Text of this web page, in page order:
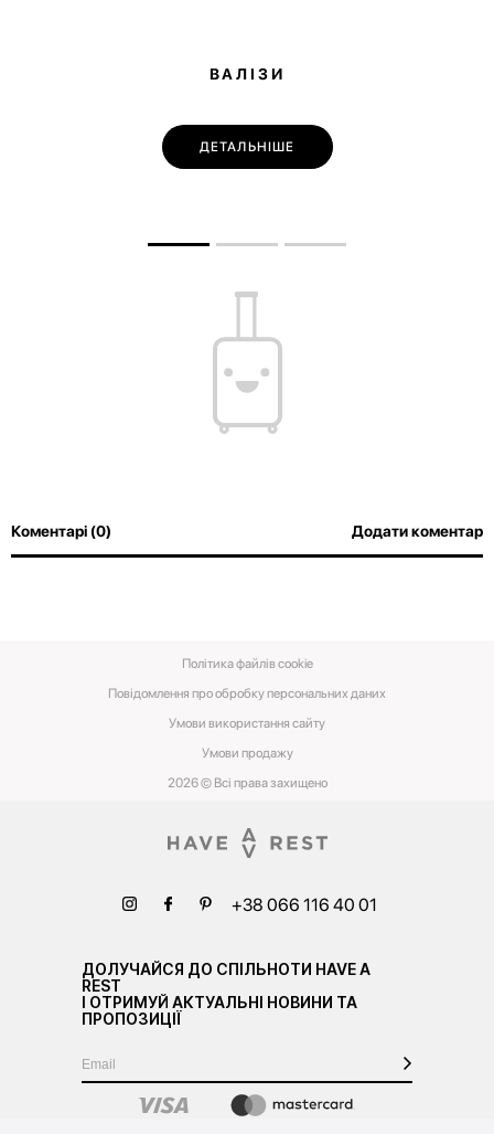
ВАЛІЗИ
ДЕТАЛЬНІШЕ
Коментарі (0) Додати коментар
2026 © Всі права захищено
Повідомлення про обробку персональних даних
Умови використання сайту
Умови‌ ‌продажу‌
Політика файлів cookie
+38 066 116 40 01
ДОЛУЧАЙСЯ ДО СПІЛЬНОТИ HAVE A
REST
І ОТРИМУЙ АКТУАЛЬНІ НОВИНИ ТА
ПРОПОЗИЦІЇ